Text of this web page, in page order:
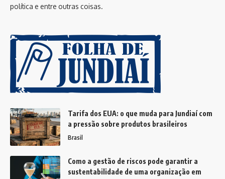
política e entre outras coisas.
Tarifa dos EUA: o que muda para Jundiaí com
a pressão sobre produtos brasileiros
Brasil
Como a gestão de riscos pode garantir a
sustentabilidade de uma organização em